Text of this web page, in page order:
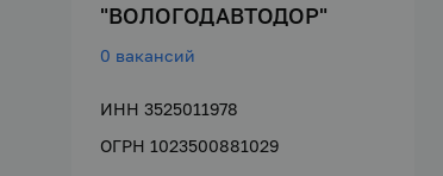
"ВОЛОГОДАВТОДОР"
0 вакансий
ИНН 3525011978
ОГРН 1023500881029